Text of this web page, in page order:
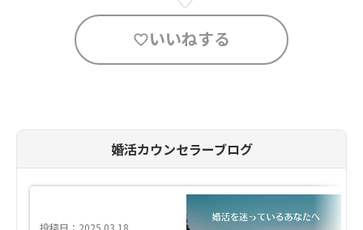
いいねする
婚活カウンセラーブログ
投稿日：2025.03.18